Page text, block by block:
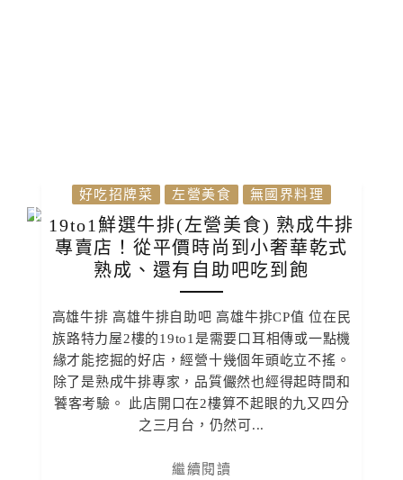
好吃招牌菜 左營美食 無國界料理
19to1鮮選牛排(左營美食) 熟成牛排
專賣店！從平價時尚到小奢華乾式
熟成、還有自助吧吃到飽
高雄牛排 高雄牛排自助吧 高雄牛排CP值 位在民
族路特力屋2樓的19to1是需要口耳相傳或一點機
緣才能挖掘的好店，經營十幾個年頭屹立不搖。
除了是熟成牛排專家，品質儼然也經得起時間和
饕客考驗。 此店開口在2樓算不起眼的九又四分
之三月台，仍然可...
繼續閱讀